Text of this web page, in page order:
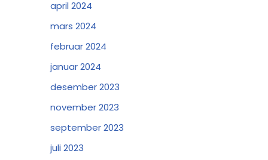
april 2024
mars 2024
februar 2024
januar 2024
desember 2023
november 2023
september 2023
juli 2023